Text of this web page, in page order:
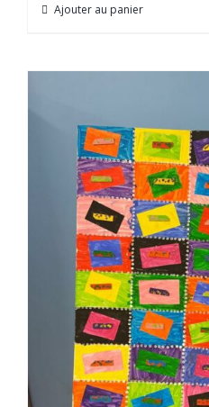
Ajouter au panier